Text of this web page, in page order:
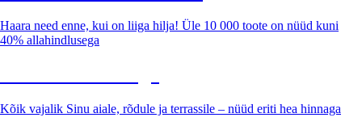
Haara need enne, kui on liiga hilja! Üle 10 000 toote on nüüd kuni
40% allahindlusega
Kõik vajalik Sinu aiale, rõdule ja terrassile – nüüd eriti hea hinnaga